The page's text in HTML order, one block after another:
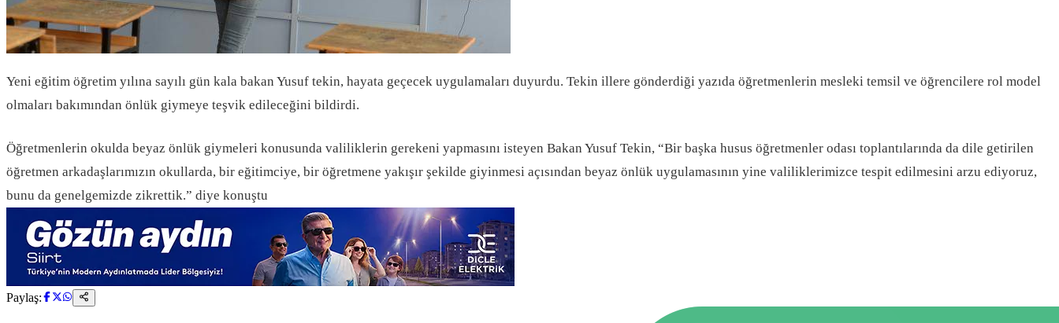
Yeni eğitim öğretim yılına sayılı gün kala bakan Yusuf tekin, hayata geçecek uygulamaları duyurdu. Tekin illere gönderdiği yazıda öğretmenlerin mesleki temsil ve öğrencilere rol model
olmaları bakımından önlük giymeye teşvik edileceğini bildirdi.
Öğretmenlerin okulda beyaz önlük giymeleri konusunda valiliklerin gerekeni yapmasını isteyen Bakan Yusuf Tekin, “Bir başka husus öğretmenler odası toplantılarında da dile getirilen
öğretmen arkadaşlarımızın okullarda, bir eğitimciye, bir öğretmene yakışır şekilde giyinmesi açısından beyaz önlük uygulamasının yine valiliklerimizce tespit edilmesini arzu ediyoruz,
bunu da genelgemizde zikrettik.” diye konuştu
Paylaş: